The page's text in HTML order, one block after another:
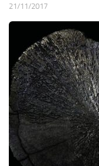
21/11/2017